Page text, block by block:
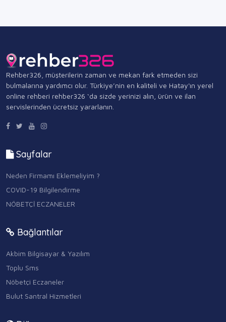
Rehber326, müşterilerin zaman ve mekan fark etmeden sizi
bulmalarına yardımcı olur. Türkiye’nin en kaliteli ve Hatay'ın yerel
online rehberi rehber326 ‘da sizde yerinizi alın, ürün ve ilan
servislerinden ücretsiz yararlanın.
Sayfalar
Neden Firmamı Eklemeliyim ?
COVID-19 Bilgilendirme
NÖBETÇİ ECZANELER
Bağlantılar
Akbim Bilgisayar & Yazılım
Toplu Sms
Nöbetçi Eczaneler
Bulut Santral Hizmetleri